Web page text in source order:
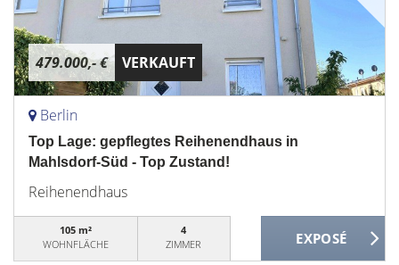
479.000,- € VERKAUFT
Berlin
Top Lage: gepflegtes Reihenendhaus in
Mahlsdorf-Süd - Top Zustand!
Reihenendhaus
105 m²
WOHNFLÄCHE
4
ZIMMER